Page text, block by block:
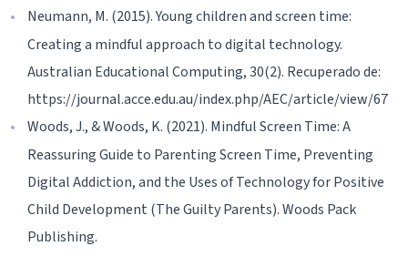
Neumann, M. (2015). Young children and screen time:
Creating a mindful approach to digital technology.
Australian Educational Computing, 30(2). Recuperado de:
https://journal.acce.edu.au/index.php/AEC/article/view/67
Woods, J., & Woods, K. (2021). Mindful Screen Time: A
Reassuring Guide to Parenting Screen Time, Preventing
Digital Addiction, and the Uses of Technology for Positive
Child Development (The Guilty Parents). Woods Pack
Publishing.